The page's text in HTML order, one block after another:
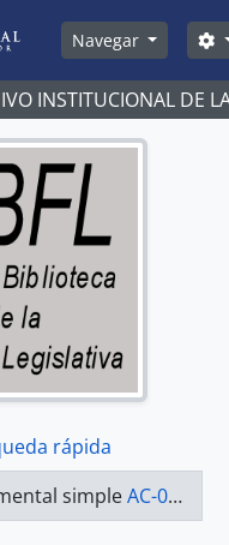
Navegar
INSTITUCIONAL DE
rápida
simpleAC-07-08-039 - Actas-2007-2008